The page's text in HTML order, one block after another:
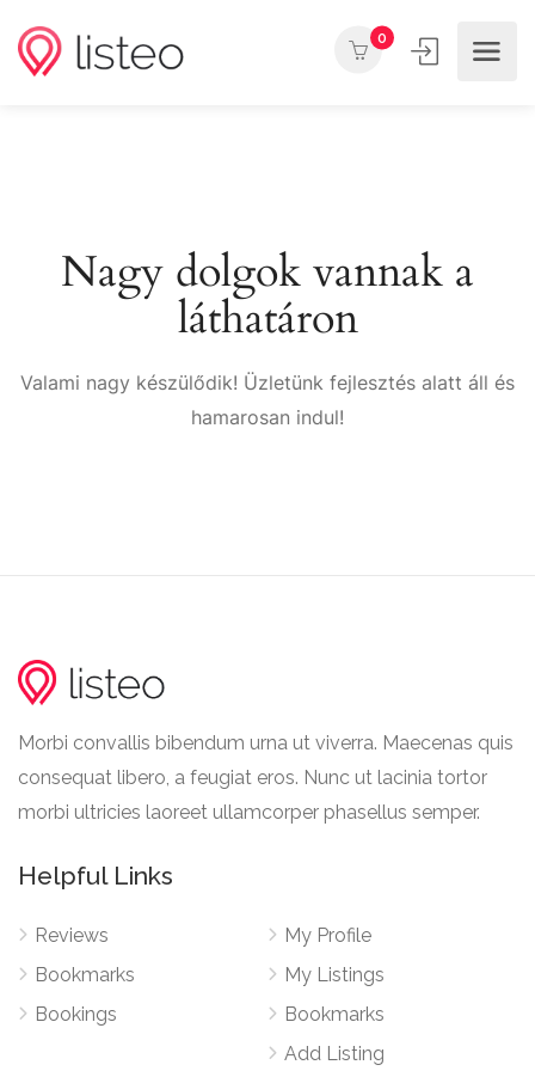
0
Nagy dolgok vannak a
láthatáron
Valami nagy készülődik! Üzletünk fejlesztés alatt áll és
hamarosan indul!
Morbi convallis bibendum urna ut viverra. Maecenas quis
consequat libero, a feugiat eros. Nunc ut lacinia tortor
morbi ultricies laoreet ullamcorper phasellus semper.
Helpful Links
Reviews
Bookmarks
Bookings
My Profile
My Listings
Bookmarks
Add Listing